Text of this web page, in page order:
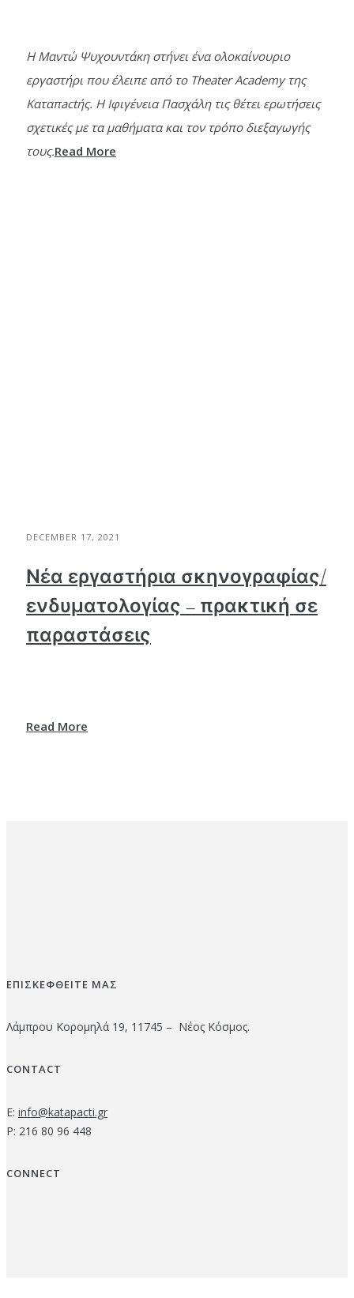
Η Μαντώ Ψυχουντάκη στήνει ένα ολοκαίνουριο
εργαστήρι που έλειπε από το Theater Academy της
Καταπactής. Η Ιφιγένεια Πασχάλη τις θέτει ερωτήσεις
σχετικές με τα μαθήματα και τον τρόπο διεξαγωγής
τους.Read More
DECEMBER 17, 2021
Νέα εργαστήρια σκηνογραφίας/
ενδυματολογίας – πρακτική σε
παραστάσεις
Read More
ΕΠΙΣΚΕΦΘΕΙΤΕ ΜΑΣ
Λάμπρου Κορομηλά 19, 11745 – Νέος Κόσμος.
CONTACT
E: info@katapacti.gr
P: 216 80 96 448
CONNECT